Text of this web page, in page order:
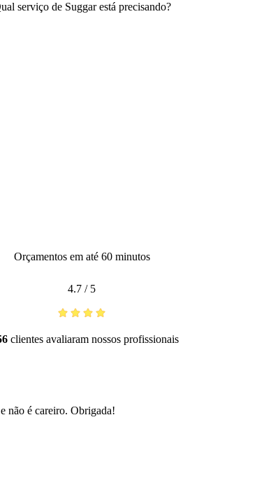
serviço de Suggar está precisando?
Orçamentos em até 60 minutos
4.7 / 5
clientes avaliaram nossos profissionais
não é careiro. Obrigada!